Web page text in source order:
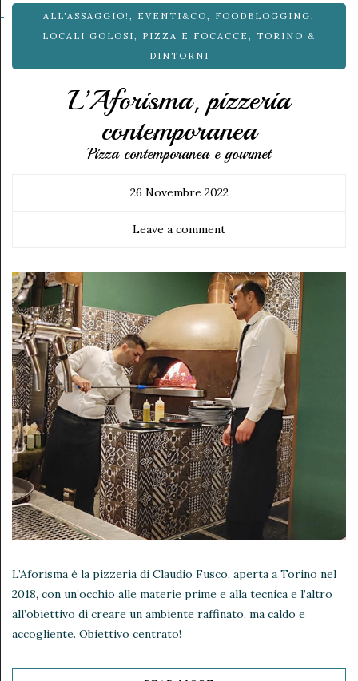
ALL'ASSAGGIO! , EVENTI&CO, FOODBLOGGING,
LOCALI GOLOSI, PIZZA E FOCACCE , TORINO &
DINTORNI
L’Aforisma, pizzeria
contemporanea
Pizza contemporanea e gourmet
26 Novembre 2022
Leave a comment
L’Aforisma è la pizzeria di Claudio Fusco, aperta a Torino nel
2018, con un’occhio alle materie prime e alla tecnica e l’altro
all’obiettivo di creare un ambiente raffinato, ma caldo e
accogliente. Obiettivo centrato!